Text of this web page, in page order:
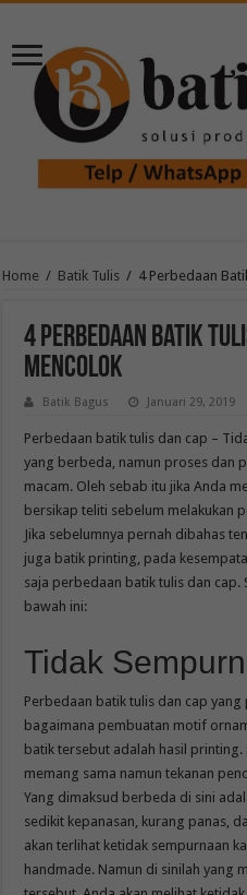
Home / Batik Tulis / 4 Perbedaan
4 Perbedaan Batik
Mencolok
Batik Bagus Januari 29, 2019
Perbedaan batik tulis dan cap –
yang berbeda, namun proses dan
macam. Oleh sebab itu jika Anda
bersikap teliti sebelum melakukan
Jika sebelumnya pernah dibahas
juga batik printing, pada
saja perbedaan batik tulis dan
bawah ini:
Tidak
Perbedaan batik tulis dan cap
bagaimana pembuatan motif
batik tersebut adalah hasil
memang sama namun tekanan
Yang dimaksud berbeda di sini
sedikit kepanasan, kurang panas,
akan terlihat ketidak sempurnaan
handmade. Namun di sinilah yang